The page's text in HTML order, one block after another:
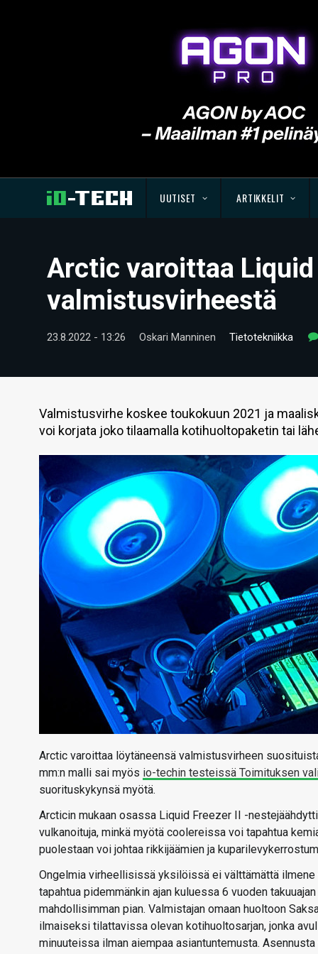
UUTISET ARTIKKELIT
Arctic varoittaa
valmistusvirheestä
23.8.2022 - 13:26 Oskari Manninen Tietotekniikka
Valmistusvirhe koskee toukokuun 2021 ja
voi korjata joko tilaamalla kotihuoltopaketin tai
Arctic varoittaa löytäneensä valmistusvirheen
mm:n malli sai myös io-techin testeissä Toimituksen
suorituskykynsä myötä.
Arcticin mukaan osassa Liquid Freezer II -
vulkanoituja, minkä myötä coolereissa voi tapahtua
puolestaan voi johtaa rikkijäämien ja
Ongelmia virheellisissä yksilöissä ei välttämättä
tapahtua pidemmänkin ajan kuluessa 6 vuoden
mahdollisimman pian. Valmistajan omaan huoltoon
ilmaiseksi tilattavissa olevan kotihuoltosarjan, jonka
minuuteissa ilman aiempaa asiantuntemusta.